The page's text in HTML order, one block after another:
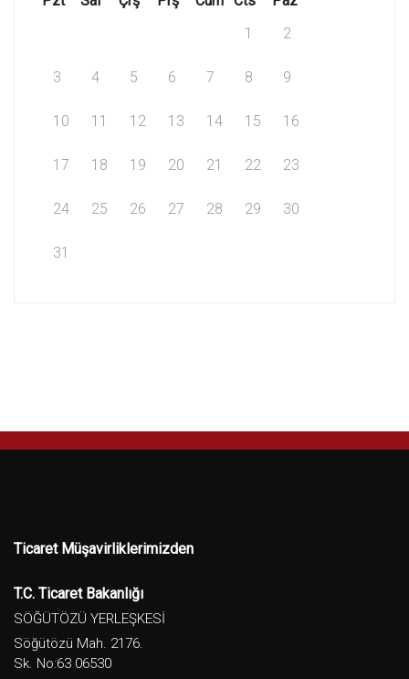
1
2
3 4 5 6 7 8 9
10 11 12 13 14 15 16
17 18 19 20 21 22 23
24 25 26 27 28 29 30
31
Ticaret Müşavirliklerimizden
T.C. Ticaret Bakanlığı
SÖĞÜTÖZÜ YERLEŞKESİ
Söğütözü Mah. 2176.
Sk. No:63 06530